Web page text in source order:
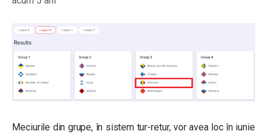
Meciurile din grupe, în sistem tur-retur, vor avea loc în iunie